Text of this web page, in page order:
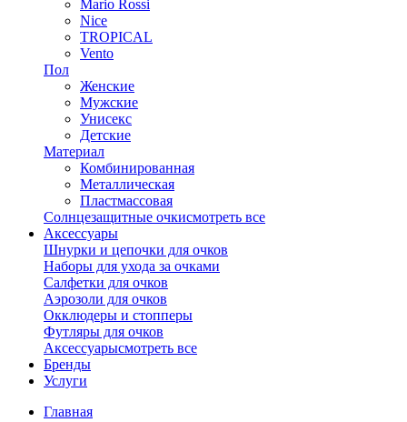
Mario Rossi
Nice
TROPICAL
Vento
Пол
Женские
Мужские
Унисекс
Детские
Материал
Комбинированная
Металлическая
Пластмассовая
Солнцезащитные очкисмотреть все
Аксессуары
Шнурки и цепочки для очков
Наборы для ухода за очками
Салфетки для очков
Аэрозоли для очков
Окклюдеры и стопперы
Футляры для очков
Аксессуарысмотреть все
Бренды
Услуги
Главная